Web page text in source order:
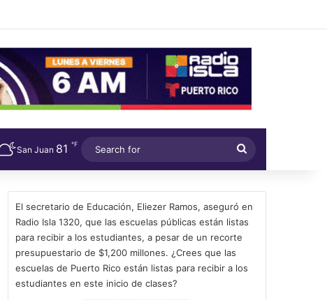
San Juan 81 ℉
for
El secretario de Educación, Eliezer Ramos, aseguró en
Radio Isla 1320, que las escuelas públicas están listas
para recibir a los estudiantes, a pesar de un recorte
presupuestario de $1,200 millones. ¿Crees que las
escuelas de Puerto Rico están listas para recibir a los
estudiantes en este inicio de clases?